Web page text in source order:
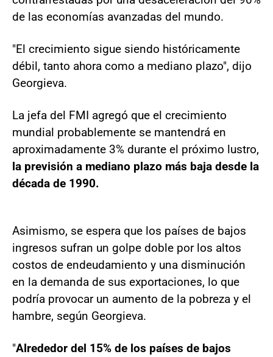
de las economías avanzadas del mundo.
"El crecimiento sigue siendo históricamente
débil, tanto ahora como a mediano plazo", dijo
Georgieva.
La jefa del FMI agregó que el crecimiento
mundial probablemente se mantendrá en
aproximadamente 3% durante el próximo lustro,
la previsión a mediano plazo más baja desde la
década de 1990.
Asimismo, se espera que los países de bajos
ingresos sufran un golpe doble por los altos
costos de endeudamiento y una disminución
en la demanda de sus exportaciones, lo que
podría provocar un aumento de la pobreza y el
hambre, según Georgieva.
"Alrededor del 15% de los países de bajos